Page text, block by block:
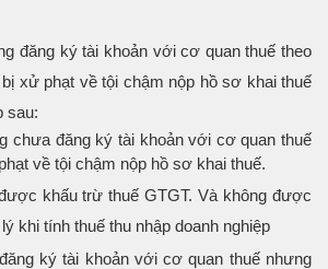
đăng ký tài khoản với cơ quan thuế theo
xử phạt về tội chậm nộp hồ sơ khai thuế
sau:
chưa đăng ký tài khoản với cơ quan thuế
về tội chậm nộp hồ sơ khai thuế.
khấu trừ thuế GTGT. Và không được
khi tính thuế thu nhập doanh nghiệp
ký tài khoản với cơ quan thuế nhưng